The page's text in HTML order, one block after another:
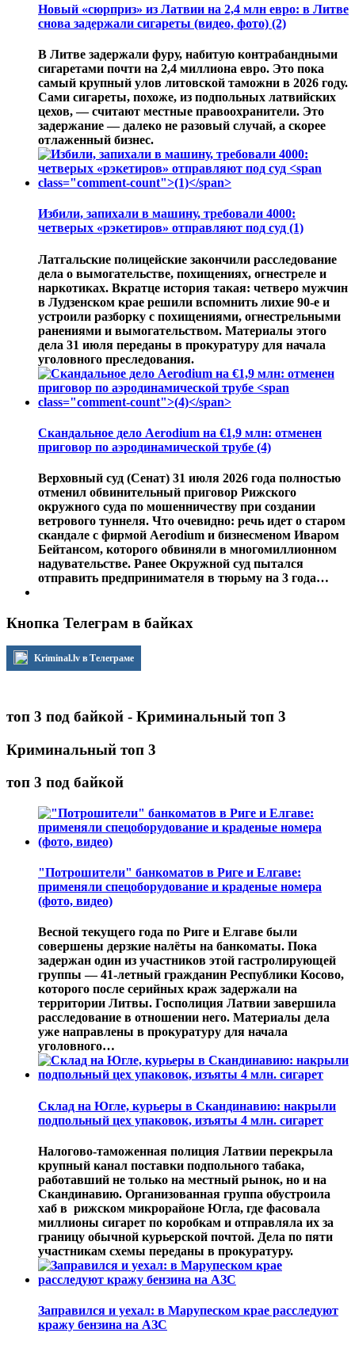
Новый «сюрприз» из Латвии на 2,4 млн евро: в Литве
снова задержали сигареты (видео, фото) (2)
В Литве задержали фуру, набитую контрабандными
сигаретами почти на 2,4 миллиона евро. Это пока
самый крупный улов литовской таможни в 2026 году.
Сами сигареты, похоже, из подпольных латвийских
цехов, — считают местные правоохранители. Это
задержание — далеко не разовый случай, а скорее
отлаженный бизнес.
Избили, запихали в машину, требовали 4000:
четверых «рэкетиров» отправляют под суд (1)
Латгальские полицейские закончили расследование
дела о вымогательстве, похищениях, огнестреле и
наркотиках. Вкратце история такая: четверо мужчин
в Лудзенском крае решили вспомнить лихие 90-е и
устроили разборку с похищениями, огнестрельными
ранениями и вымогательством. Материалы этого
дела 31 июля переданы в прокуратуру для начала
уголовного преследования.
Скандальное дело Aerodium на €1,9 млн: отменен
приговор по аэродинамической трубе (4)
Верховный суд (Сенат) 31 июля 2026 года полностью
отменил обвинительный приговор Рижского
окружного суда по мошенничеству при создании
ветрового туннеля. Что очевидно: речь идет о старом
скандале с фирмой Aerodium и бизнесменом Иваром
Бейтансом, которого обвиняли в многомиллионном
надувательстве. Ранее Окружной суд пытался
отправить предпринимателя в тюрьму на 3 года…
Кнопка Телеграм в байках
Kriminal.lv в Телеграме
топ 3 под байкой - Криминальный топ 3
Криминальный топ 3
топ 3 под байкой
"Потрошители" банкоматов в Риге и Елгаве:
применяли спецоборудование и краденые номера
(фото, видео)
Весной текущего года по Риге и Елгаве были
совершены дерзкие налёты на банкоматы. Пока
задержан один из участников этой гастролирующей
группы — 41-летный гражданин Республики Косово,
которого после серийных краж задержали на
территории Литвы. Госполиция Латвии завершила
расследование в отношении него. Материалы дела
уже направлены в прокуратуру для начала
уголовного…
Склад на Югле, курьеры в Скандинавию: накрыли
подпольный цех упаковок, изъяты 4 млн. сигарет
Налогово-таможенная полиция Латвии перекрыла
крупный канал поставки подпольного табака,
работавший не только на местный рынок, но и на
Скандинавию. Организованная группа обустроила
хаб в рижском микрорайоне Югла, где фасовала
миллионы сигарет по коробкам и отправляла их за
границу обычной курьерской почтой. Дела по пяти
участникам схемы переданы в прокуратуру.
Заправился и уехал: в Марупеском крае расследуют
кражу бензина на АЗС